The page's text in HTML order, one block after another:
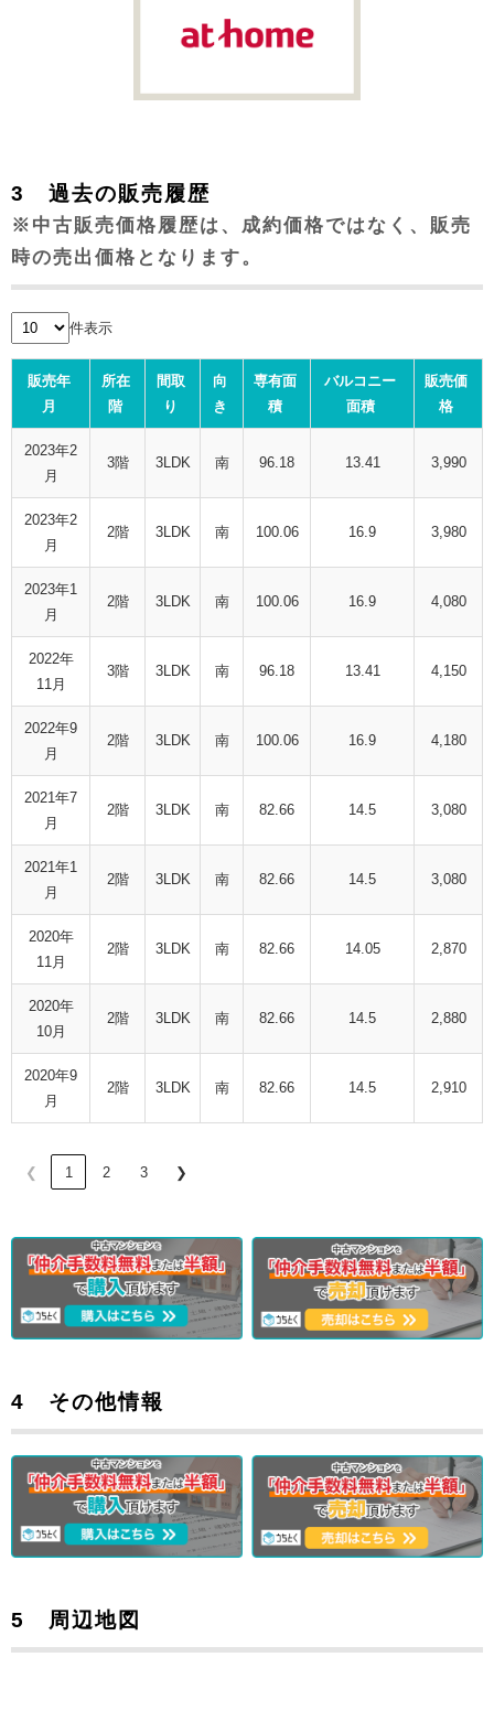
3 過去の販売履歴
※中古販売価格履歴は、成約価格ではなく、販売
時の売出価格となります。
件表示
販売年
月
所在
階
間取
り
向
き
専有面
積
バルコニー
面積
販売価
格
2023年2
月
3階 3LDK 南 96.18 13.41 3,990
2023年2
月
2階 3LDK 南 100.06 16.9 3,980
2023年1
月
2階 3LDK 南 100.06 16.9 4,080
2022年
11月
3階 3LDK 南 96.18 13.41 4,150
2022年9
月
2階 3LDK 南 100.06 16.9 4,180
2021年7
月
2階 3LDK 南 82.66 14.5 3,080
2021年1
月
2階 3LDK 南 82.66 14.5 3,080
2020年
11月
2階 3LDK 南 82.66 14.05 2,870
2020年
10月
2階 3LDK 南 82.66 14.5 2,880
2020年9
月
2階 3LDK 南 82.66 14.5 2,910
❮ 1 2 3 ❯
4 その他情報
5 周辺地図